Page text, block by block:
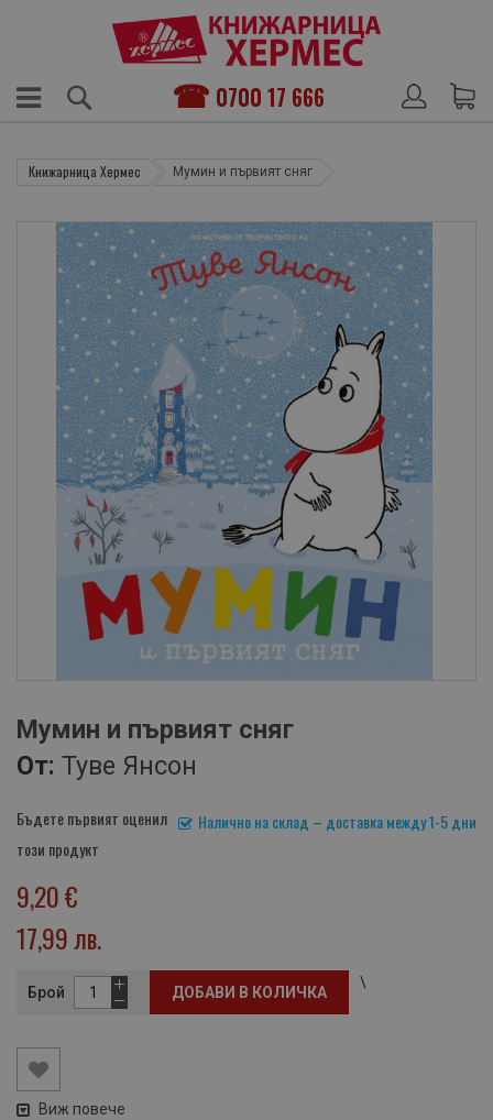
0700 17 666
Книжарница Хермес Мумин и първият сняг
Мумин и първият сняг
От: Туве Янсон
Налично на склад – доставка между 1-5 дни
Бъдете първият оценил
този продукт
9,20 €
17,99 лв.
Брой ДОБАВИ В КОЛИЧКА
\
Виж повече